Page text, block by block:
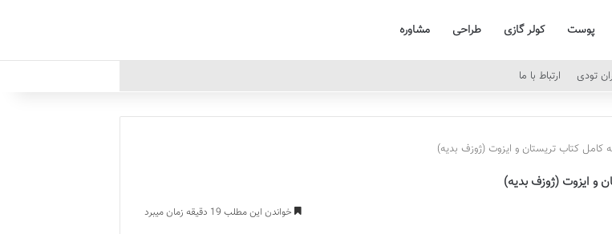
پوست کولر گازی طراحی مشاوره
تودی ارتباط با ما
کامل کتاب تریستان و ایزوت (ژوزف بدیه)
و ایزوت (ژوزف بدیه)
خواندن این مطلب 19 دقیقه زمان میبرد